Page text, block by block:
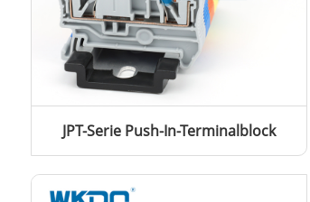
JPT-Serie Push-In-Terminalblock